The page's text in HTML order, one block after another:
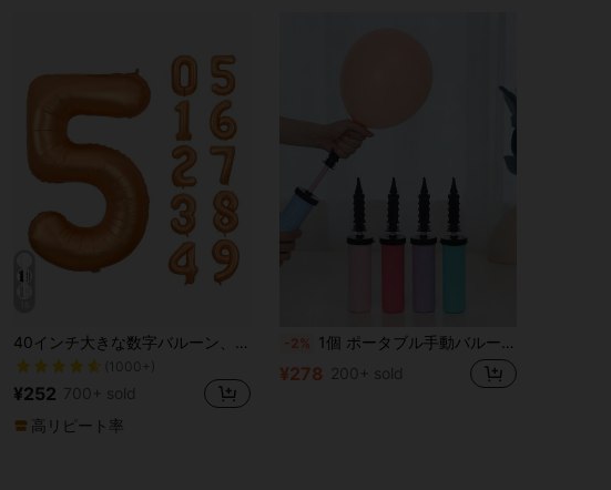
40インチ大きな数字バルーン、ホイルミラーの大きな数字バルーン、誕生日パーティー用品の装飾、クリスマス
(1000+)
¥252
700+ sold
高リピート率
-2% 1個 ポータブル手動バルーンポンプ、ラテックスやアルミ箔バルーン用ハンドヘルドバルーンインフレーター、ミニ手動バルーンポンプ、ポータブルバルーンポンプ、バルーンアクセサリー、誕生日パーティー用品、ウェディングパーティー用品、パーティーバルーンセット、卒業パーティーの装飾、パーティーの装飾に最適、ランダムカラー
¥278 200+ sold